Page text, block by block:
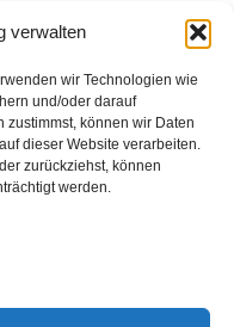
verwalten
wir Technologien wie
und/oder darauf
können wir Daten
dieser Website verarbeiten.
zurückziehst, können
werden.